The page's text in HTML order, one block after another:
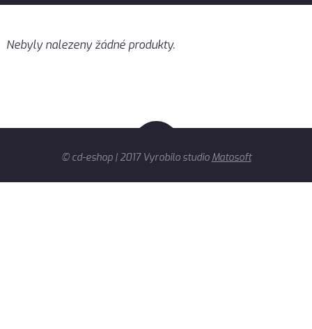
Nebyly nalezeny žádné produkty.
© cd-eshop | 2017 Vyrobilo studio Matosoft